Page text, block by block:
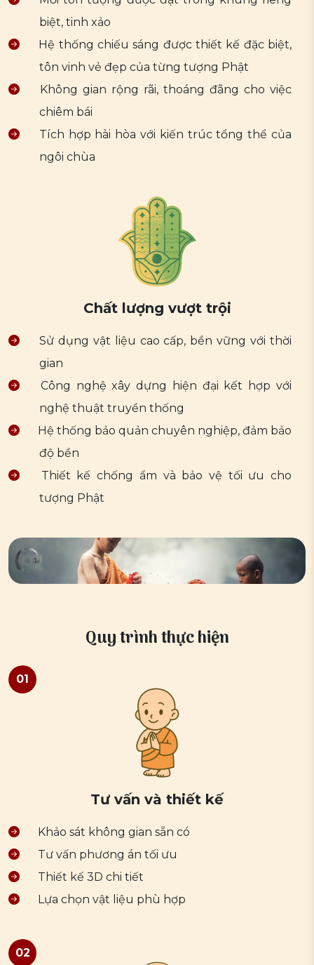
biệt, tinh xảo
Hệ thống chiếu sáng được thiết kế đặc biệt,
tôn vinh vẻ đẹp của từng tượng Phật
Không gian rộng rãi, thoáng đãng cho việc
chiêm bái
Tích hợp hài hòa với kiến trúc tổng thể của
ngôi chùa
Chất lượng vượt trội
Sử dụng vật liệu cao cấp, bền vững với thời
gian
Công nghệ xây dựng hiện đại kết hợp với
nghệ thuật truyền thống
Hệ thống bảo quản chuyên nghiệp, đảm bảo
độ bền
Thiết kế chống ẩm và bảo vệ tối ưu cho
tượng Phật
Quy trình thực hiện
Tư vấn và thiết kế
Khảo sát không gian sẵn có
Tư vấn phương án tối ưu
Thiết kế 3D chi tiết
Lựa chọn vật liệu phù hợp
01
02